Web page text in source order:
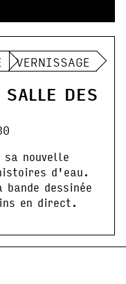
VERNISSAGE
DES
sa nouvelle
d'eau.
dessinée
en direct.